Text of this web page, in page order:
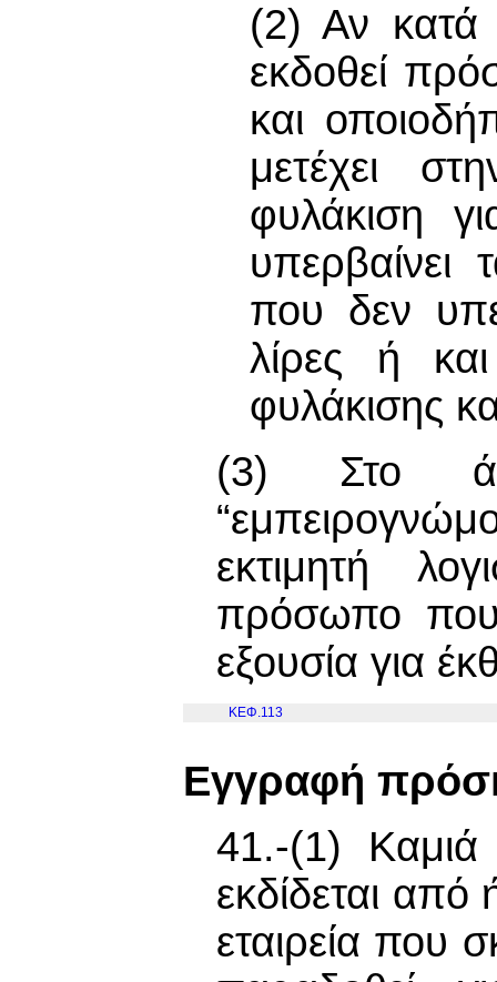
(2) Αν κατά
εκδοθεί
και
μετέχει
φυλάκιση
που δεν
λίρες ή
φυλάκισης
(3) Στο
εκτιμητή
πρόσωπο που
εξουσία για
ΚΕΦ.113
Εγγραφή
41.-(1)
εκδίδεται από
εταιρεία που